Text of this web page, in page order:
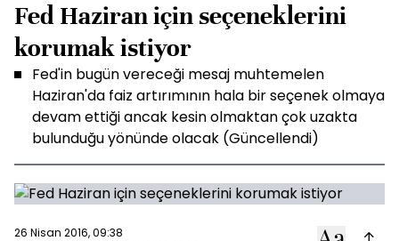
Fed Haziran için seçeneklerini
korumak istiyor
Fed'in bugün vereceği mesaj muhtemelen
Haziran'da faiz artırımının hala bir seçenek olmaya
devam ettiği ancak kesin olmaktan çok uzakta
bulunduğu yönünde olacak (Güncellendi)
26 Nisan 2016, 09:38